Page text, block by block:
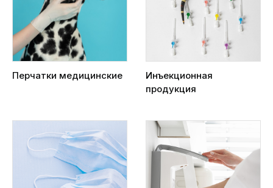
Перчатки медицинские
Инъекционная
продукция